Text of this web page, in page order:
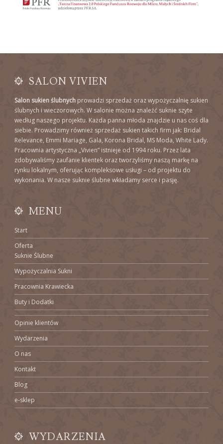
SALON VIVIEN
Salon sukien ślubnych prowadzi sprzedaż oraz wypożyczalnię sukien
ślubnych i wieczorowych. W salonie można znaleźć suknie szyte
według naszego projektu. Każda panna młoda znajdzie u nas coś dla
siebie. Prowadzimy również sprzedaż sukien takich firm jak: Bridal
Relevance, Emmi Mariage, Gala, Korona Bridal, MS Moda, White Lady.
Pracownia artystyczna „Vivien” istnieje od 1994 roku. Przez lata
zdobywaliśmy zaufanie klientek oraz tworzyliśmy naszą markę na
rynku lokalnym, oferując kompleksowe usługi – od projektu do
wykonania. W nasze suknie ślubne wkładamy serce i pasję.
MENU
Start
Oferta
Suknie Ślubne
Wypożyczalnia Sukni
Pracownia Krawiecka
Buty i Dodatki
Opinie klientów
Wydarzenia
O nas
Kontakt
Blog
e-sklep
WYDARZENIA